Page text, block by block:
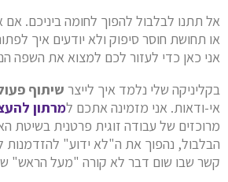
אל תתנו לבלבול להפוך לחומה ביניכם. אם
או תחושת חוסר סיפוק ולא יודעים איך
אני כאן כדי לעזור לכם למצוא את השפה
בקליניקה שלי נלמד איך לייצר שיתוף
אי-ודאות. אני מזמינה אתכם למרתון
מרוכזים של עבודה זוגית פרטנית בשיטת
הבלבול, נהפוך את ה"לא ידוע" להזדמנות
קשר שבו שום דבר לא קורה "מעל הראש"